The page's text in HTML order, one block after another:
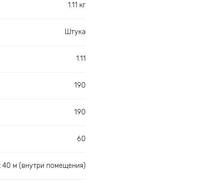
1.11 кг
Штука
1.11
190
190
60
м (внутри помещения)